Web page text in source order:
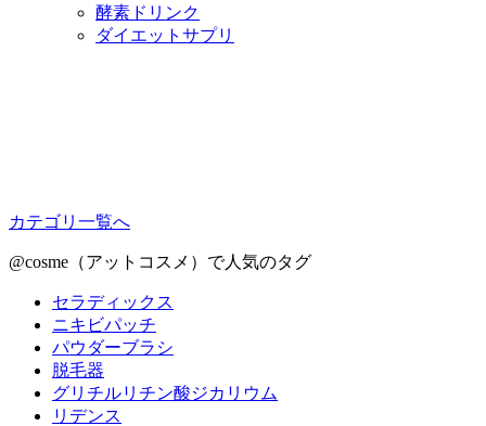
酵素ドリンク
ダイエットサプリ
カテゴリ一覧へ
@cosme（アットコスメ）で人気のタグ
セラディックス
ニキビパッチ
パウダーブラシ
脱毛器
グリチルリチン酸ジカリウム
リデンス